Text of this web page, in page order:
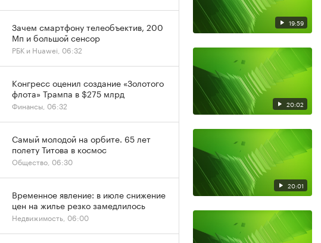
19:59
20:02
20:01
Зачем смартфону телеобъектив, 200
Мп и большой сенсор
РБК и Huawei, 06:32
Конгресс оценил создание «Золотого
флота» Трампа в $275 млрд
Финансы, 06:32
Самый молодой на орбите. 65 лет
полету Титова в космос
Общество, 06:30
Временное явление: в июле снижение
цен на жилье резко замедлилось
Недвижимость, 06:00